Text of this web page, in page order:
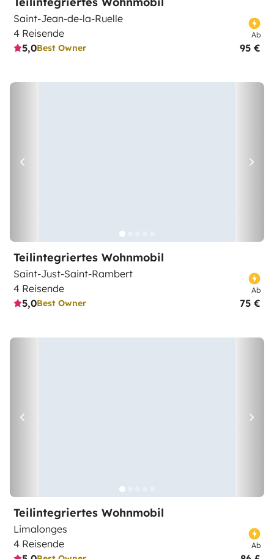
Saint-Jean-de-la-Ruelle
4 Reisende
5,0Best Owner
Ab
95 €
Teilintegriertes Wohnmobil
Saint-Just-Saint-Rambert
4 Reisende
5,0Best Owner
Ab
75 €
Teilintegriertes Wohnmobil
Limalonges
4 Reisende
Ab